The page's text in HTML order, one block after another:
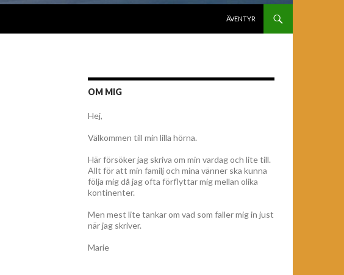
ÄVENTYR
OM MIG
Hej,
Välkommen till min lilla hörna.
Här försöker jag skriva om min vardag och lite till.
Allt för att min familj och mina vänner ska kunna
följa mig då jag ofta förflyttar mig mellan olika
kontinenter.
Men mest lite tankar om vad som faller mig in just
när jag skriver.
Marie